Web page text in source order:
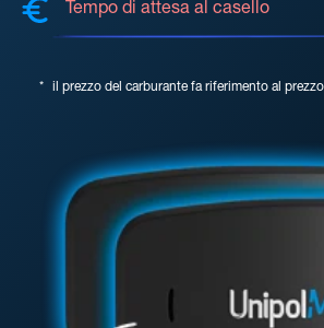
Tempo di attesa al casello
* il prezzo del carburante fa riferimento al